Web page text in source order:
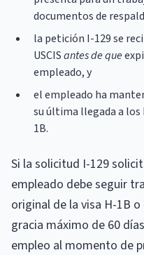
documentos de
la petición I-129 se
USCISantes de que
empleado, y
el empleado ha
su última llegada a los
1B.
Si la solicitud I-129
empleado debe seguir
original de la visa H-1B
gracia máximo de 60
empleo al momento de